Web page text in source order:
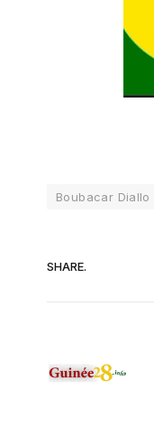
Boubacar Diallo
SHARE.